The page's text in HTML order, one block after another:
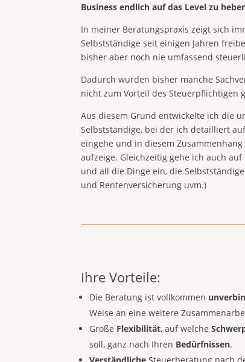
Business endlich auf das Level zu
In meiner Beratungspraxis zeigt sich
Selbstständige seit einigen Jahren
bisher aber noch nie umfassend
Dadurch wurden bisher manche
nicht zum Vorteil des Steuerpflichtigen
Aus diesem Grund entwickelte ich die
Selbstständige, bei der ich detailliert
eingehe und in diesem
aufzeige. Gleichzeitig gehe ich auch
und all die Dinge ein, die
und Rentenversicherung uvm.)
Ihre Vorteile:
Die Beratung ist vollkommen
Weise an eine weitere
Große Flexibilität, auf welche
soll, ganz nach Ihren Bedürfnissen.